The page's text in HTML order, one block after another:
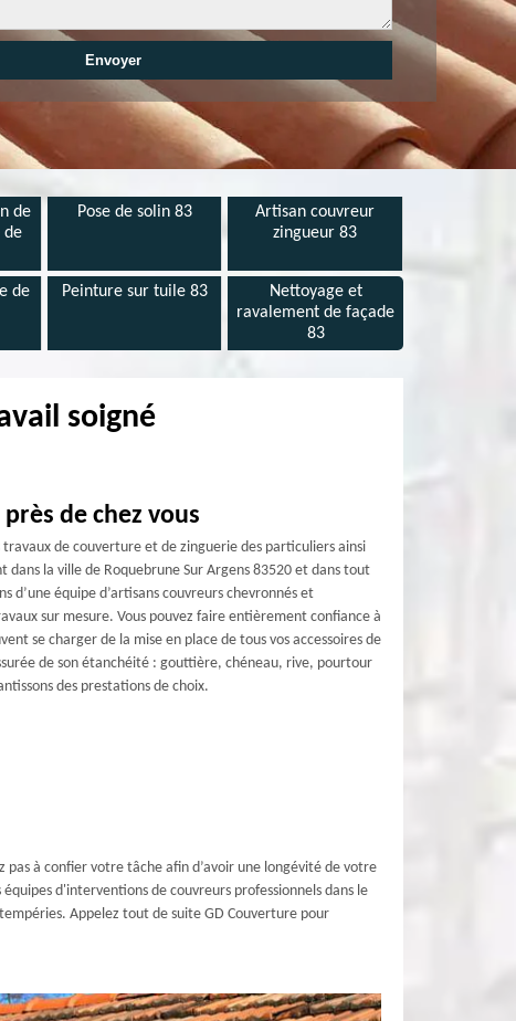
de
de
Pose de solin 83
Artisan couvreur
zingueur 83
de
Peinture sur tuile 83
Nettoyage et
ravalement de façade
83
soigné
de chez vous
de couverture et de zinguerie des particuliers ainsi
dans la ville de Roquebrune Sur Argens 83520 et dans tout
d’une équipe d’artisans couvreurs chevronnés et
sur mesure. Vous pouvez faire entièrement confiance à
se charger de la mise en place de tous vos accessoires de
de son étanchéité : gouttière, chéneau, rive, pourtour
des prestations de choix.
pas à confier votre tâche afin d’avoir une longévité de votre
d'interventions de couvreurs professionnels dans le
Appelez tout de suite GD Couverture pour